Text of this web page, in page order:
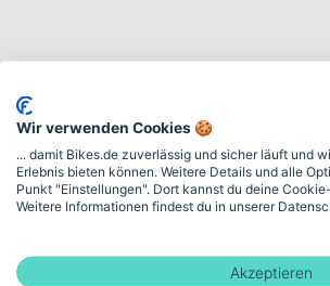
MTB Hardtails –
Was ein Hardtail ausmacht
MTB Hardtails sind Mountainbikes mit einem
sitzt in der Regel ausschließlich in der
effiziente Kraftübertragung und einen klaren
Wartung überschaubar, weil weniger
Typisch für MTB Hardtails sind robuste,
Wir verwenden Cookies 🍪
... damit Bikes.de zuverlässig und sicher läuft und
Erlebnis bieten können. Weitere Details und alle
Punkt "Einstellungen". Dort kannst du deine
Weitere Informationen findest du in unserer
Akzeptieren